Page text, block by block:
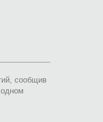
сообщив